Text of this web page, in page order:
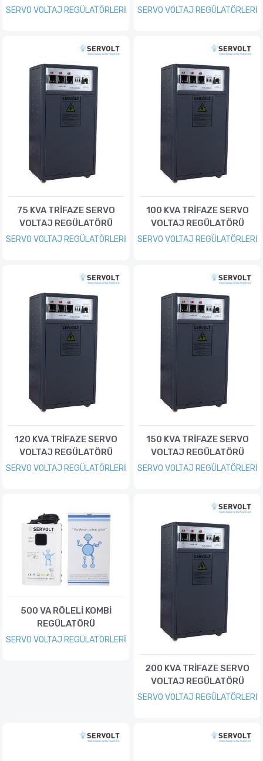
SERVO VOLTAJ REGÜLATÖRLERİ SERVO VOLTAJ REGÜLATÖRLERİ
75 KVA TRİFAZE SERVO
VOLTAJ REGÜLATÖRÜ
SERVO VOLTAJ REGÜLATÖRLERİ
100 KVA TRİFAZE SERVO
VOLTAJ REGÜLATÖRÜ
SERVO VOLTAJ REGÜLATÖRLERİ
120 KVA TRİFAZE SERVO
VOLTAJ REGÜLATÖRÜ
SERVO VOLTAJ REGÜLATÖRLERİ
150 KVA TRİFAZE SERVO
VOLTAJ REGÜLATÖRÜ
SERVO VOLTAJ REGÜLATÖRLERİ
500 VA RÖLELİ KOMBİ
REGÜLATÖRÜ
SERVO VOLTAJ REGÜLATÖRLERİ
200 KVA TRİFAZE SERVO
VOLTAJ REGÜLATÖRÜ
SERVO VOLTAJ REGÜLATÖRLERİ